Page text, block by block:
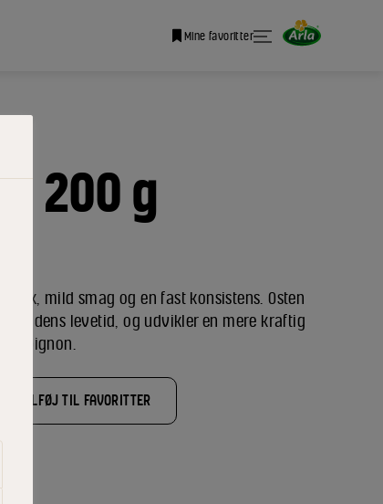
Mine favoritter
200 g
frisk, mild smag og en fast konsistens. Osten
af dens levetid, og udvikler en mere kraftig
TILFØJ TIL FAVORITTER